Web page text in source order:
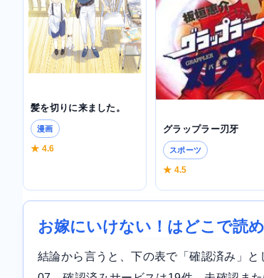
髪を切りに来ました。
漫画
★ 4.6
グラップラー刃牙
スポーツ
★ 4.5
お嫁にいけない！はどこで読
結論から言うと、下の表で「確認済み」